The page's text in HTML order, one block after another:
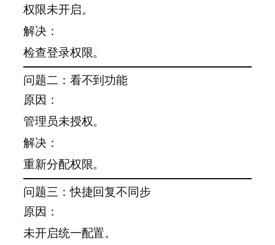
权限未开启。
解决：
检查登录权限。
问题二：看不到功能
原因：
管理员未授权。
解决：
重新分配权限。
问题三：快捷回复不同步
原因：
未开启统一配置。